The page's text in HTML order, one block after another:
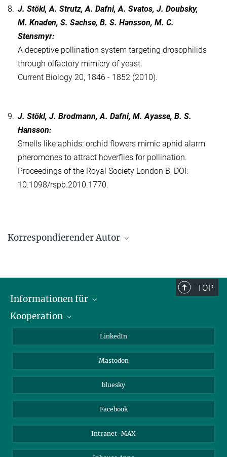
8. J. Stökl, A. Strutz, A. Dafni, A. Svatos, J. Doubsky,
M. Knaden, S. Sachse, B. S. Hansson, M. C.
Stensmyr:
A deceptive pollination system targeting drosophilids
through olfactory mimicry of yeast.
Current Biology 20, 1846 - 1852 (2010).
9. J. Stökl, J. Brodmann, A. Dafni, M. Ayasse, B. S.
Hansson:
Smells like aphids: orchid flowers mimic aphid alarm
pheromones to attract hoverflies for pollination.
Proceedings of the Royal Society London B, DOI:
10.1098/rspb.2010.1770.
Korrespondierender Autor
TOP
Informationen für
Journalisten
Kooperation
Max-Planck-Gesellschaft
Beutenberg Campus e.V.
LinkedIn
Mastodon
bluesky
Facebook
Intranet-MAX